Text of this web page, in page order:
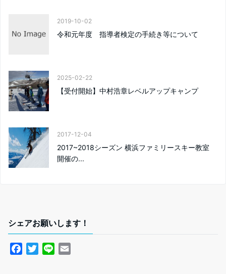
2019-10-02
令和元年度 指導者検定の手続き等について
2025-02-22
【受付開始】中村浩章レベルアップキャンプ
2017-12-04
2017~2018シーズン 横浜ファミリースキー教室
開催の...
シェアお願いします！